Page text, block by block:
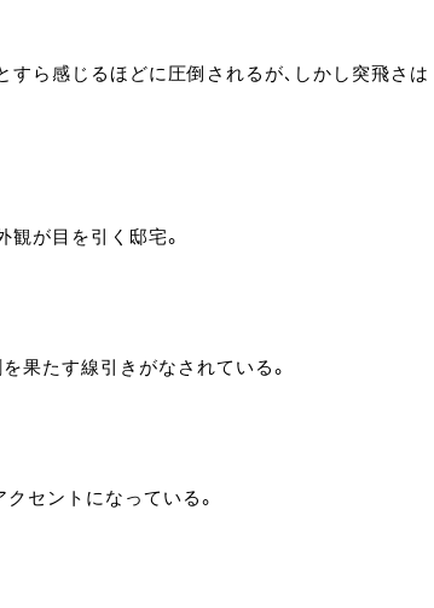
ら感じるほどに圧倒されるが、しかし突飛さは
が目を引く邸宅。
果たす線引きがなされている。
セントになっている。